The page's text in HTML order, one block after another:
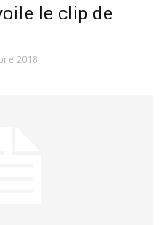
le clip de
2018